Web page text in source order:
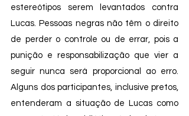
estereótipos serem levantados contra
Lucas. Pessoas negras não têm o direito
de perder o controle ou de errar, pois a
punição e responsabilização que vier a
seguir nunca será proporcional ao erro.
Alguns dos participantes, inclusive pretos,
entenderam a situação de Lucas como